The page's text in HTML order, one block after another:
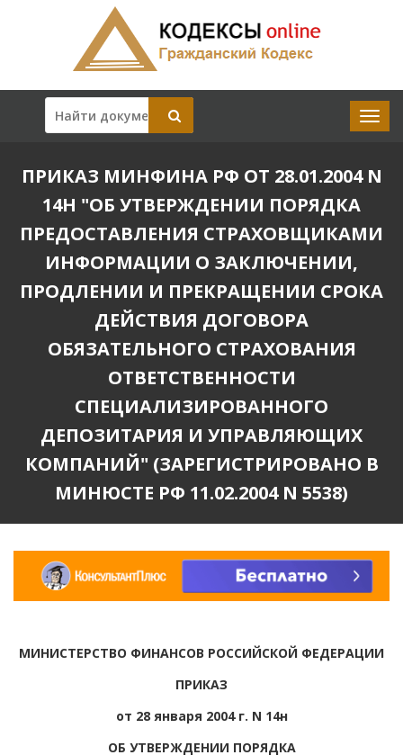
ПРИКАЗ МИНФИНА РФ ОТ 28.01.2004 N
14Н "ОБ УТВЕРЖДЕНИИ ПОРЯДКА
ПРЕДОСТАВЛЕНИЯ СТРАХОВЩИКАМИ
ИНФОРМАЦИИ О ЗАКЛЮЧЕНИИ,
ПРОДЛЕНИИ И ПРЕКРАЩЕНИИ СРОКА
ДЕЙСТВИЯ ДОГОВОРА
ОБЯЗАТЕЛЬНОГО СТРАХОВАНИЯ
ОТВЕТСТВЕННОСТИ
СПЕЦИАЛИЗИРОВАННОГО
ДЕПОЗИТАРИЯ И УПРАВЛЯЮЩИХ
КОМПАНИЙ" (ЗАРЕГИСТРИРОВАНО В
МИНЮСТЕ РФ 11.02.2004 N 5538)
МИНИСТЕРСТВО ФИНАНСОВ РОССИЙСКОЙ ФЕДЕРАЦИИ
ПРИКАЗ
от 28 января 2004 г. N 14н
ОБ УТВЕРЖДЕНИИ ПОРЯДКА